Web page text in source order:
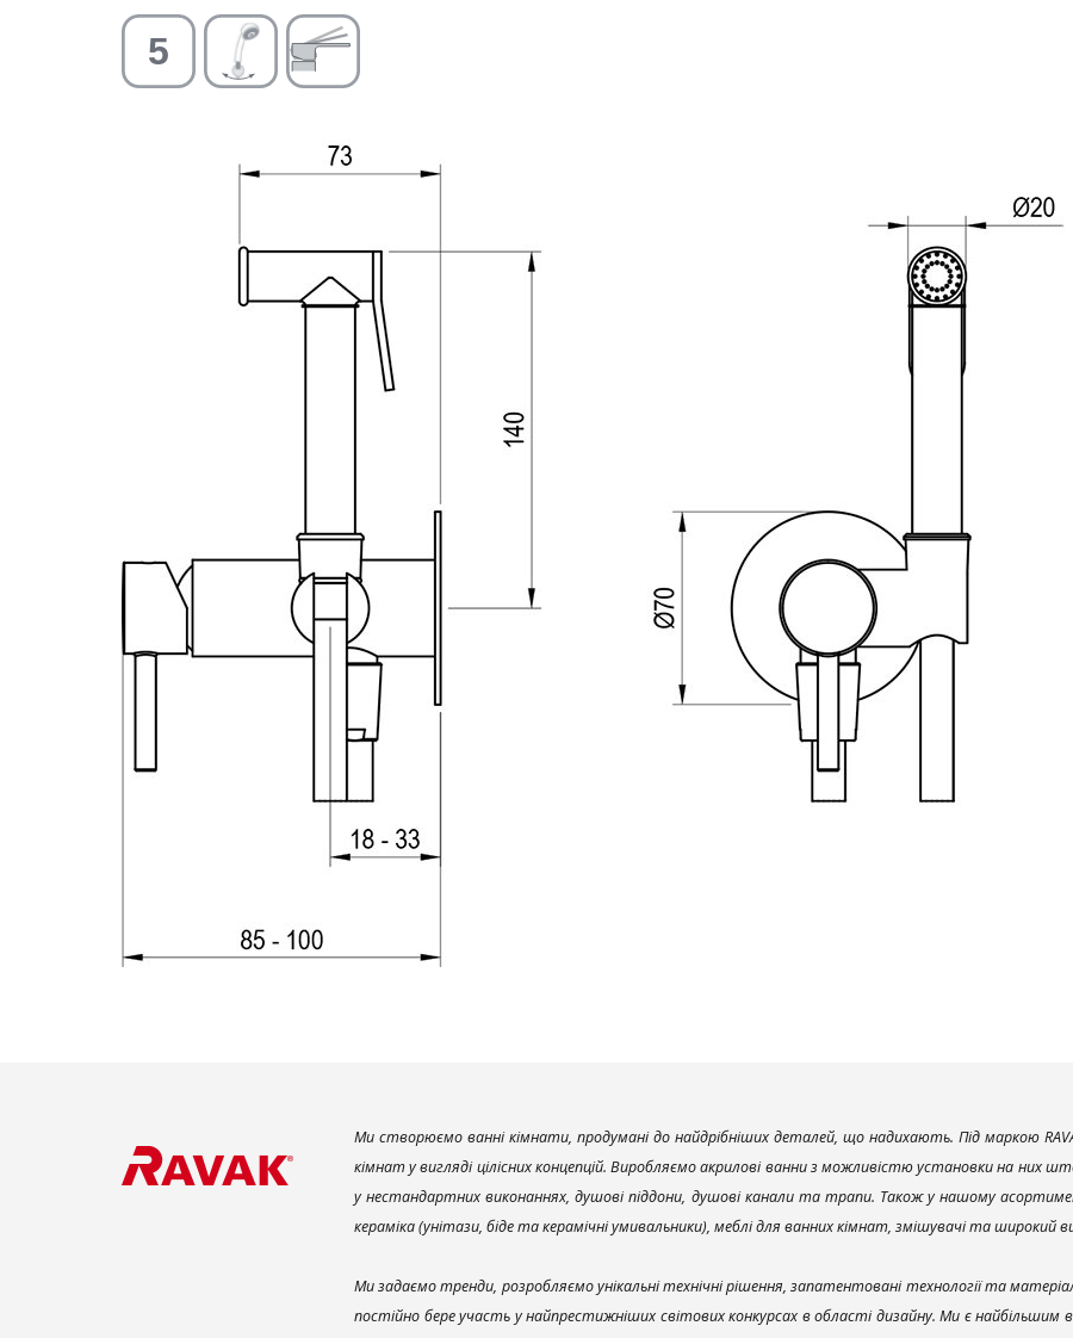
Ми створюємо ванні кімнати, продумані до найдрібніших деталей, що надихають. Під маркою
кімнат у вигляді цілісних концепцій. Виробляємо акрилові ванни з можливістю установки на них
у нестандартних виконаннях, душові піддони, душові канали та трапи. Також у нашому
кераміка (унітази, біде та керамічні умивальники), меблі для ванних кімнат, змішувачі та широкий
Ми задаємо тренди, розробляємо унікальні технічні рішення, запатентовані технології та
постійно бере участь у найпрестижніших світових конкурсах в області дизайну. Ми є